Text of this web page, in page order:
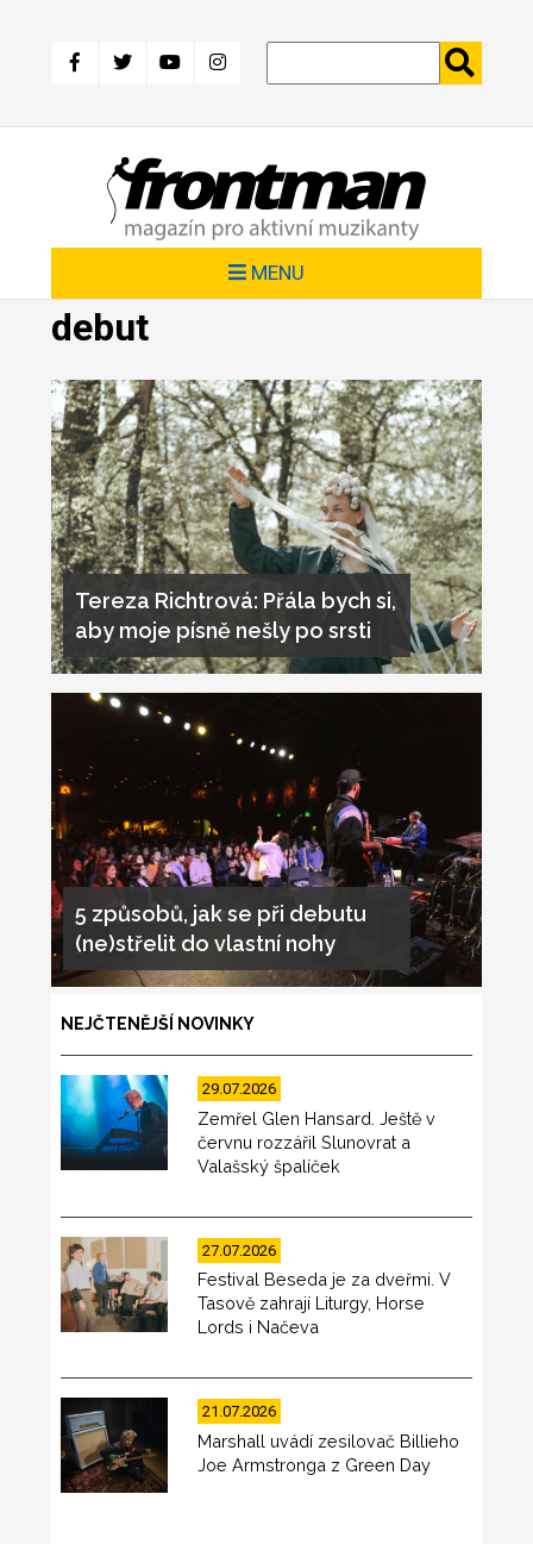
hlavnímu
MENU
debut
Tereza Richtrová: Přála bych si,
aby moje písně nešly po srsti
5 způsobů, jak se při debutu
(ne)střelit do vlastní nohy
NEJČTENĚJŠÍ NOVINKY
29.07.2026
Zemřel Glen Hansard. Ještě v
červnu rozzářil Slunovrat a
Valašský špalíček
27.07.2026
Festival Beseda je za dveřmi. V
Tasově zahrají Liturgy, Horse
Lords i Načeva
21.07.2026
Marshall uvádí zesilovač Billieho
Joe Armstronga z Green Day